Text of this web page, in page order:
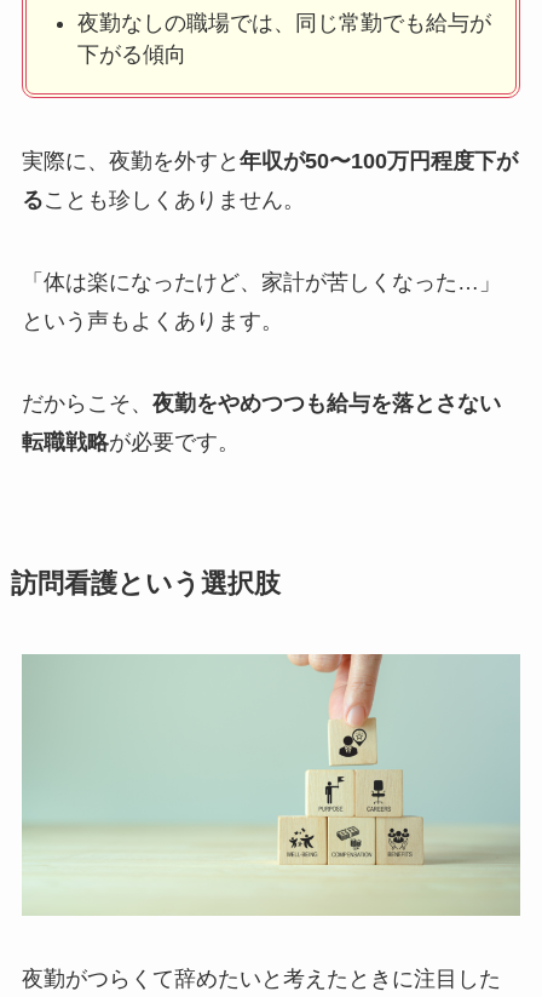
夜勤なしの職場では、同じ常勤でも給与が
下がる傾向
実際に、夜勤を外すと 年収が50〜100万円程度下が
ることも珍しくありません。
「体は楽になったけど、家計が苦しくなった…」
という声もよくあります。
だからこそ、 夜勤をやめつつも給与を落とさない
転職戦略が必要です。
訪問看護という選択肢
夜勤がつらくて辞めたいと考えたときに注目した